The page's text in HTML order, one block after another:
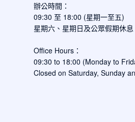
辦公時間：
09:30 至 18:00 (星期一至五)
星期六、星期日及公眾假期休息
Office Hours：
09:30 to 18:00 (Monday to
Closed on Saturday, Sunday